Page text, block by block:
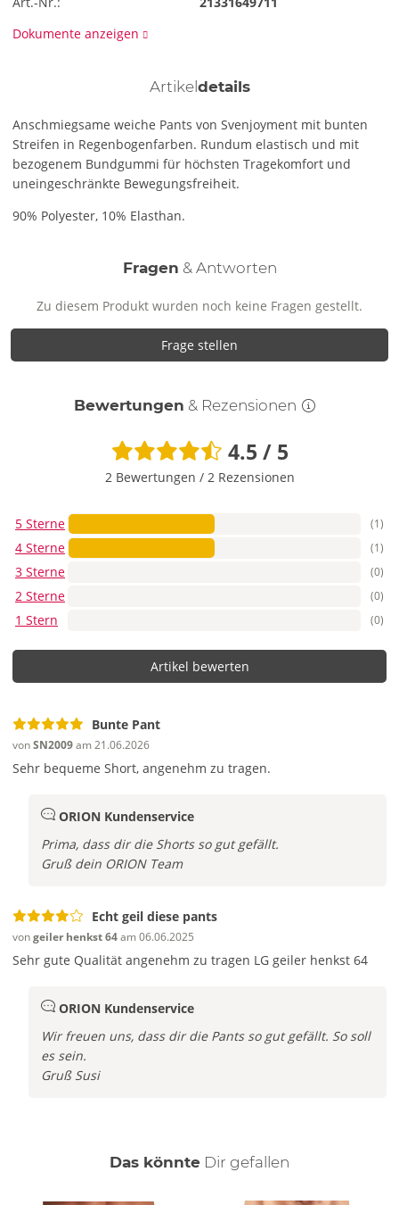
Dokumente anzeigen
Artikel details
Anschmiegsame weiche Pants von Svenjoyment mit bunten
Streifen in Regenbogenfarben. Rundum elastisch und mit
bezogenem Bundgummi für höchsten Tragekomfort und
uneingeschränkte Bewegungsfreiheit.
90% Polyester, 10% Elasthan.
Fragen & Antworten
Zu diesem Produkt wurden noch keine Fragen gestellt.
Frage stellen
Bewertungen & Rezensionen
4.5 / 5
2 Bewertungen / 2 Rezensionen
5 Sterne (1)
4 Sterne (1)
3 Sterne (0)
2 Sterne (0)
1 Stern (0)
Artikel bewerten
Bunte Pant
vonSN2009am 21.06.2026
Sehr bequeme Short, angenehm zu tragen.
ORION Kundenservice
Prima, dass dir die Shorts so gut gefällt.
Gruß dein ORION Team
Echt geil diese pants
vongeiler henkst 64am 06.06.2025
Sehr gute Qualität angenehm zu tragen LG geiler henkst 64
ORION Kundenservice
Wir freuen uns, dass dir die Pants so gut gefällt. So soll
es sein.
Gruß Susi
Das könnte Dir auch
gefallen